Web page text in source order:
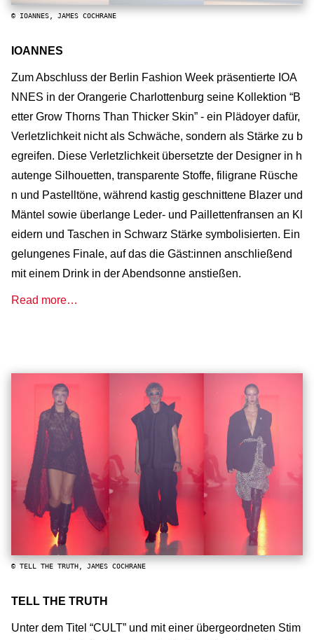
© IOANNES, JAMES COCHRANE
IOANNES
Zum Abschluss der Berlin Fashion Week präsentierte IOA
NNES in der Orangerie Charlottenburg seine Kollektion “B
etter Grow Thorns Than Thicker Skin” - ein Plädoyer dafür,
Verletzlichkeit nicht als Schwäche, sondern als Stärke zu b
egreifen. Diese Verletzlichkeit übersetzte der Designer in h
autenge Silhouetten, transparente Stoffe, filigrane Rüsche
n und Pastelltöne, während kastig geschnittene Blazer und
Mäntel sowie überlange Leder- und Paillettenfransen an Kl
eidern und Taschen in Schwarz Stärke symbolisierten. Ein
gelungenes Finale, auf das die Gäst:innen anschließend
mit einem Drink in der Abendsonne anstießen.
Read more…
© TELL THE TRUTH, JAMES COCHRANE
TELL THE TRUTH
Unter dem Titel “CULT” und mit einer übergeordneten Stim